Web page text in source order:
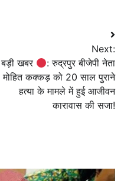
Next:
बड़ी खबर
: रुद्रपुर बीजेपी नेता
मोहित कक्कड़ को 20 साल पुराने
हत्या के मामले में हुई आजीवन
कारावास की सजा!